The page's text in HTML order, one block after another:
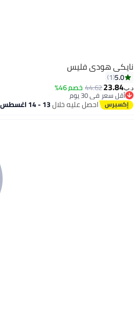
نايكي هودي فليس
5.0
1
د.ب‏23.84
44.62خصم 46%
أقل سعر في 30 يوم
أقل سعر في 30 يوماحصل عليه خلال13 - 14 اغسطس